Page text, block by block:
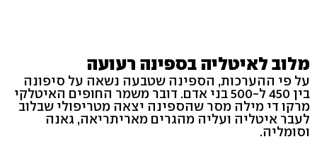
מלוב לאיטליה בספינה רעועה
על פי ההערכות, הספינה שטבעה נשאה על סיפונה
בין 450 ל-500 בני אדם. דובר משמר החופים האיטלקי
מרקו די מילה מסר שהספינה יצאה מטריפולי שבלוב
לעבר איטליה ועליה מהגרים מאריתריאה, גאנה
וסומליה.